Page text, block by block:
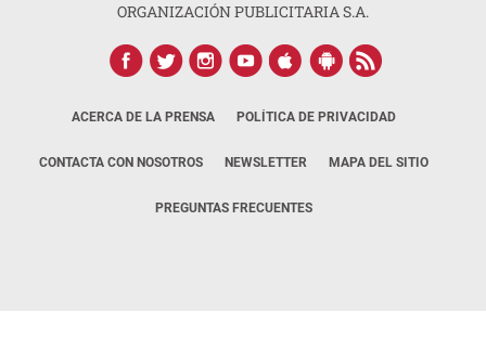
ORGANIZACIÓN PUBLICITARIA S.A.
ACERCA DE LA PRENSA POLÍTICA DE PRIVACIDAD
CONTACTA CON NOSOTROS NEWSLETTER MAPA DEL SITIO
PREGUNTAS FRECUENTES